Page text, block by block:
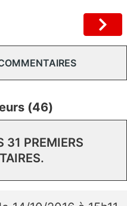
(46)
31 PREMIERS